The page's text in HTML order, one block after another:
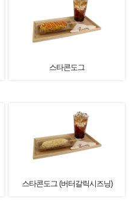
스타콘도그
스타콘도그 (버터갈릭시즈닝)